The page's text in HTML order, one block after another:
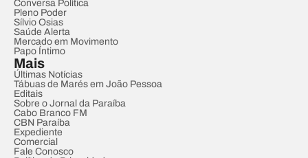
Conversa Política
Pleno Poder
Sílvio Osias
Saúde Alerta
Mercado em Movimento
Papo Íntimo
Mais
Últimas Notícias
Tábuas de Marés em João Pessoa
Editais
Sobre o Jornal da Paraíba
Cabo Branco FM
CBN Paraíba
Expediente
Comercial
Fale Conosco